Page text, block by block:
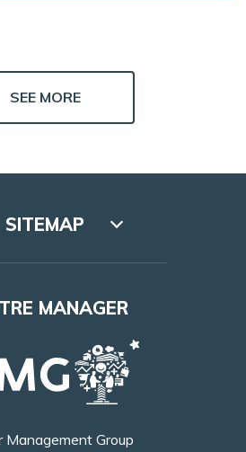
SEE MORE
SITEMAP
Lookbook
Leasing
Opening hours
Contact
MANAGER
Management Group